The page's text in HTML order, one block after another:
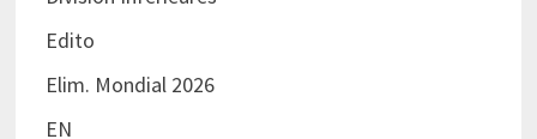
Edito
Elim. Mondial 2026
EN